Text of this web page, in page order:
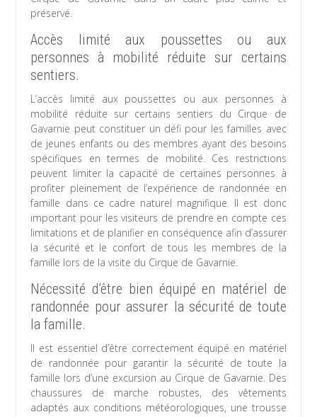
préservé.
Accès limité aux poussettes ou aux
personnes à mobilité réduite sur certains
sentiers.
L’accès limité aux poussettes ou aux personnes à
mobilité réduite sur certains sentiers du Cirque de
Gavarnie peut constituer un défi pour les familles avec
de jeunes enfants ou des membres ayant des besoins
spécifiques en termes de mobilité. Ces restrictions
peuvent limiter la capacité de certaines personnes à
profiter pleinement de l’expérience de randonnée en
famille dans ce cadre naturel magnifique. Il est donc
important pour les visiteurs de prendre en compte ces
limitations et de planifier en conséquence afin d’assurer
la sécurité et le confort de tous les membres de la
famille lors de la visite du Cirque de Gavarnie.
Nécessité d’être bien équipé en matériel de
randonnée pour assurer la sécurité de toute
la famille.
Il est essentiel d’être correctement équipé en matériel
de randonnée pour garantir la sécurité de toute la
famille lors d’une excursion au Cirque de Gavarnie. Des
chaussures de marche robustes, des vêtements
adaptés aux conditions météorologiques, une trousse